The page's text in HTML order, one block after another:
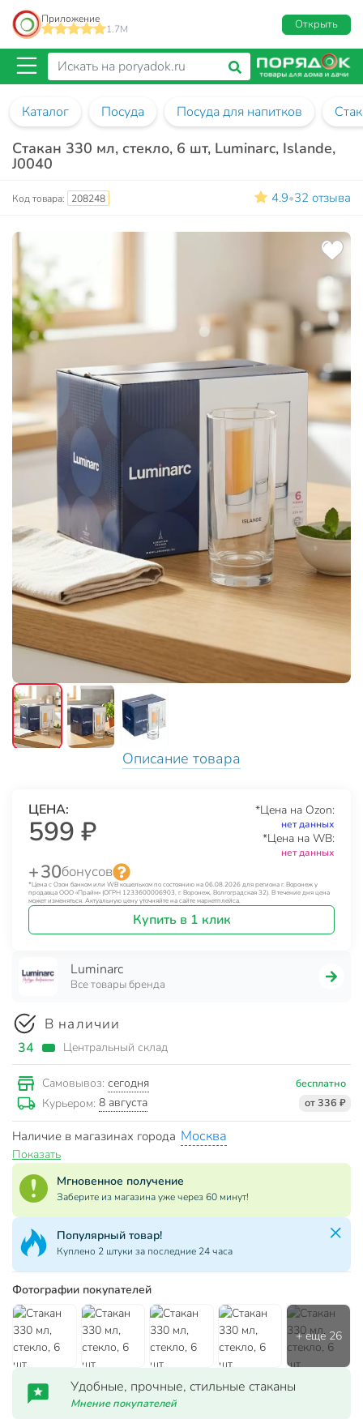
Приложение
1.7M
Открыть
Каталог Посуда Посуда для напитков
Стакан 330 мл, стекло, 6 шт, Luminarc, Islande,
J0040
Код товара: 208248 4.9•32 отзыва
Описание товара
ЦЕНА:
599 ₽
*Цена на Ozon:
нет данных
*Цена на WB:
нет данных
+ 30бонусов
*Цена с Озон банком или WB кошельком по состоянию на 06.08.2026 для региона г. Воронеж у
продавца ООО «Прайм» (ОГРН 1233600006903, г. Воронеж, Волгоградская 32). В течение дня цена
может изменяться. Актуальную цену уточняйте на сайте маркетплейса.
Купить в 1 клик
Luminarc
Все товары бренда
В наличии
34 Центральный склад
Самовывоз: сегодня бесплатно
Курьером: 8 августа от 336 ₽
Наличие в магазинах города Москва
Показать
Мгновенное получение
Заберите из магазина уже через 60 минут!
Популярный товар!
Куплено 2 штуки за последние 24 часа
Фотографии покупателей
Удобные, прочные, стильные стаканы
Мнение покупателей